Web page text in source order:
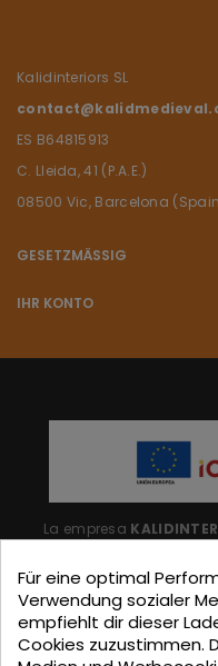
Kalidinteriors SL
ES B64815913
C. Lleida, 41 (P.A.E.)
08500 Vic, Barcelona
GESETZMÄSSIG
IHR KONTO
La empresa
para mitigar las
Reino Unido de la
Für eine optimal
Verwendung sozialer
empfiehlt dir dieser
Cookies zuzustimmen.